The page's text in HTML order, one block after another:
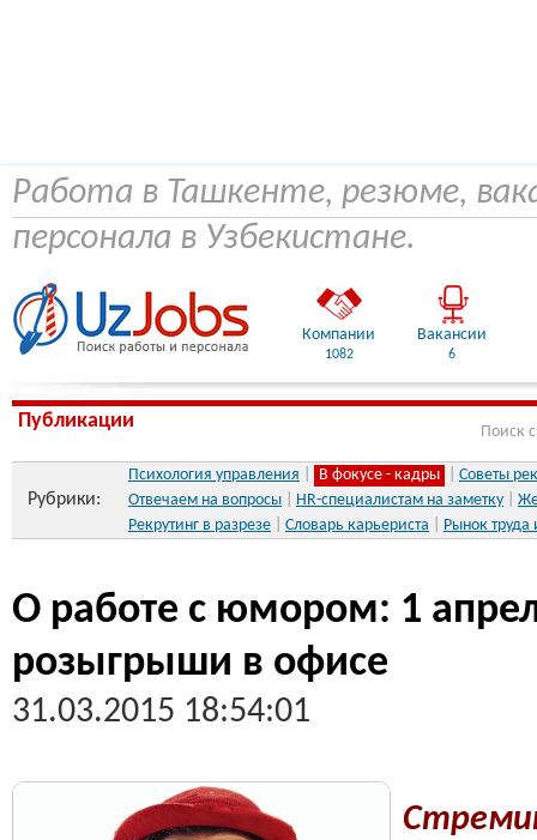
Работа в Ташкенте, резюме,
персонала в Узбекистане.
Компании
1082
Вакансии
6
Публикации Поиск
Рубрики:
Психология управления В фокусе - кадры
Советы
Отвечаем на вопросы
HR-специалистам на заметку
Рекрутинг в разрезе
Словарь карьериста Рынок труда
О работе с юмором: 1
розыгрыши в офисе
31.03.2015 18:54:01